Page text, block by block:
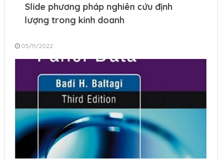
Slide phương pháp nghiên cứu định
lượng trong kinh doanh
05/11/2022